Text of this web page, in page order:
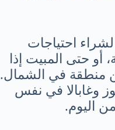
احتياجات
أو حتى المبيت إذا
منطقة في الشمال.
وغابالا في نفس
اليوم.